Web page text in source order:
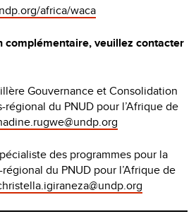
africa/waca
complémentaire, veuillez contacter
Gouvernance et Consolidation
régional du PNUD pour l’Afrique de
des programmes pour la
du PNUD pour l’Afrique de